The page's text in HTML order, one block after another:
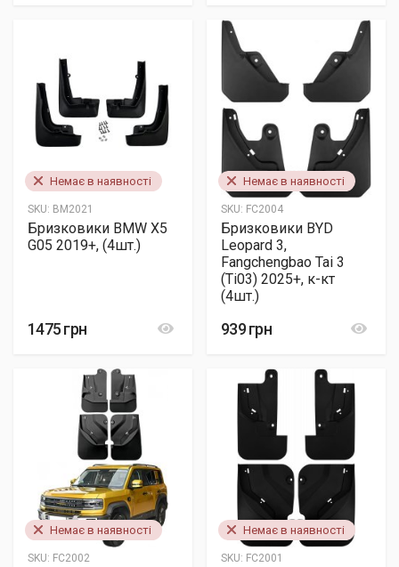
Немає в наявності
SKU: BM2021
Бризковики BMW X5
G05 2019+, (4шт.)
1475 грн
Немає в наявності
SKU: FC2004
Бризковики BYD
Leopard 3,
Fangchengbao Tai 3
(Ti03) 2025+, к-кт
(4шт.)
939 грн
Немає в наявності
SKU: FC2002
Немає в наявності
SKU: FC2001